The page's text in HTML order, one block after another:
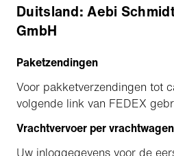
Duitsland: Aebi
GmbH
Paketzendingen
Voor pakketverzendingen tot
volgende link van FEDEX
Vrachtvervoer per vrachtwagen
Uw inloggegevens voor de